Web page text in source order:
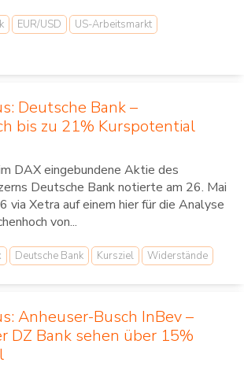
EUR/USD
US-Arbeitsmarkt
Deutsche Bank –
bis zu 21% Kurspotential
DAX eingebundene Aktie des
Deutsche Bank notierte am 26. Mai
via Xetra auf einem hier für die Analyse
von...
Deutsche Bank Kursziel Widerstände
Anheuser-Busch InBev –
DZ Bank sehen über 15%